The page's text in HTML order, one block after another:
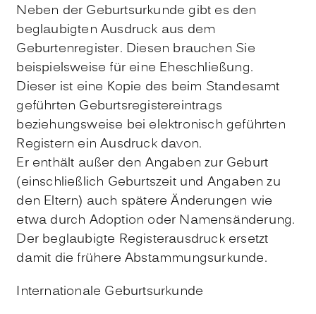
Neben der Geburtsurkunde gibt es den
beglaubigten Ausdruck aus dem
Geburtenregister. Diesen brauchen Sie
beispielsweise für eine Eheschließung.
Dieser ist eine Kopie des beim Standesamt
geführten Geburtsregistereintrags
beziehungsweise bei elektronisch geführten
Registern ein Ausdruck davon.
Er enthält außer den Angaben zur Geburt
(einschließlich Geburtszeit und Angaben zu
den Eltern) auch spätere Änderungen wie
etwa durch Adoption oder Namensänderung.
Der beglaubigte Registerausdruck ersetzt
damit die frühere Abstammungsurkunde.
Internationale Geburtsurkunde